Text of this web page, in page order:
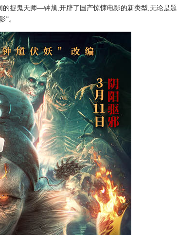
捉鬼天师—钟馗,开辟了国产惊悚电影的新类型,无论是题
”。